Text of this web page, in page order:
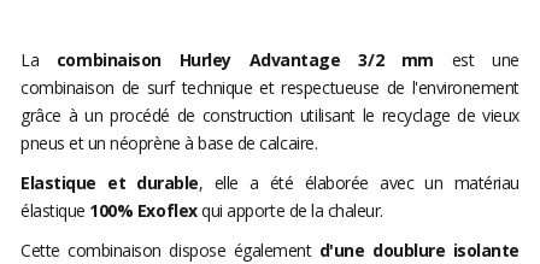
La combinaison Hurley Advantage 3/2 mm est une
combinaison de surf technique et respectueuse de l'environement
grâce à un procédé de construction utilisant le recyclage de vieux
pneus et un néoprène à base de calcaire.
Elastique et durable, elle a été élaborée avec un matériau
élastique 100% Exoflexqui apporte de la chaleur.
Cette combinaison dispose également d'une doublure isolante